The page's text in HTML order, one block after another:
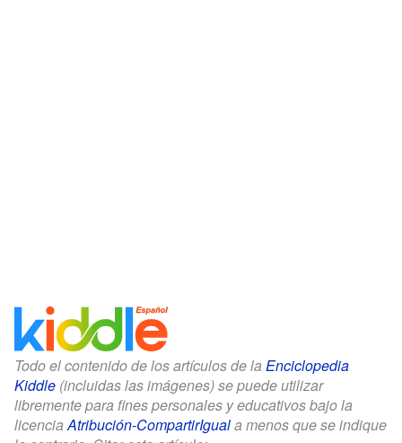
Todo el contenido de los artículos de la Enciclopedia
Kiddle (incluidas las imágenes) se puede utilizar
libremente para fines personales y educativos bajo la
licenciaAtribución-CompartirIguala menos que se indique